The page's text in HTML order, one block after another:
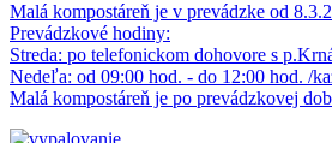
Malá kompostáreň je v prevádzke od
Prevádzkové hodiny:
Streda: po telefonickom dohovore s
Nedeľa: od 09:00 hod. - do 12:00 hod. /
Malá kompostáreň je po prevádzkovej